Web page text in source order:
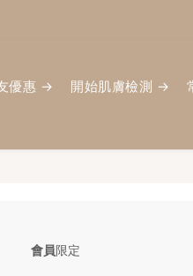
優惠 → 開始肌膚檢測 →
會員限定